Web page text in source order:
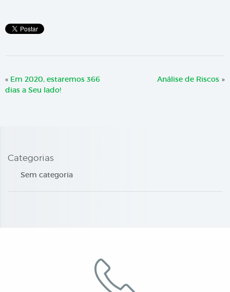
« Em 2020, estaremos 366
dias a Seu lado!
Análise de Riscos »
Categorias
Sem categoria